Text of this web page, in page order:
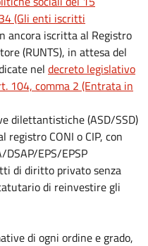
(Gli enti iscritti
ancora iscritta al Registro
(RUNTS), in attesa del
nel decreto legislativo
104, comma 2 (Entrata in
dilettantistiche (ASD/SSD)
registro CONI o CIP, con
EPS/EPSP
di diritto privato senza
di reinvestire gli
di ogni ordine e grado,